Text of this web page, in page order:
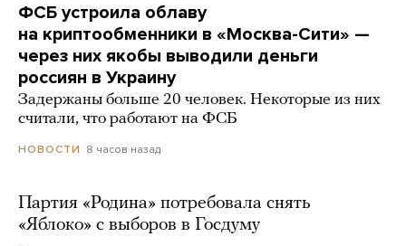
ФСБ устроила облаву
на криптообменники в «Москва-Сити» —
через них якобы выводили деньги
россиян в Украину
Задержаны больше 20 человек. Некоторые из них
считали, что работают на ФСБ
НОВОСТИ 8 часов назад
Партия «Родина» потребовала снять
«Яблоко» с выборов в Госдуму